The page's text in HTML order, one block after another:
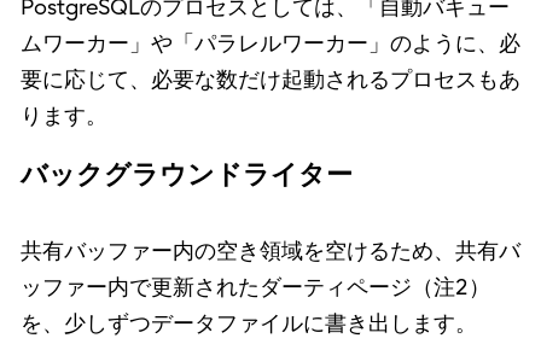
PostgreSQLのプロセスとしては、「自動バキュー
ムワーカー」や「パラレルワーカー」のように、必
要に応じて、必要な数だけ起動されるプロセスもあ
ります。
バックグラウンドライター
共有バッファー内の空き領域を空けるため、共有バ
ッファー内で更新されたダーティページ（注2）
を、少しずつデータファイルに書き出します。